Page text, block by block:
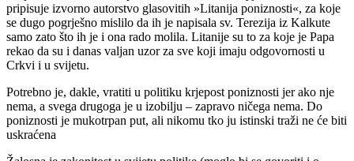
pripisuje izvorno autorstvo glasovitih »Litanija poniznosti«, za koje
se dugo pogrješno mislilo da ih je napisala sv. Terezija iz Kalkute
samo zato što ih je i ona rado molila. Litanije su to za koje je Papa
rekao da su i danas valjan uzor za sve koji imaju odgovornosti u
Crkvi i u svijetu.
Potrebno je, dakle, vratiti u politiku krjepost poniznosti jer ako nje
nema, a svega drugoga je u izobilju – zapravo ničega nema. Do
poniznosti je mukotrpan put, ali nikomu tko ju istinski traži ne će biti
uskraćena